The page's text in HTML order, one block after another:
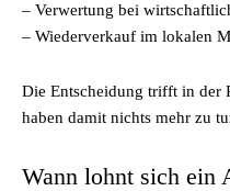
– Verwertung bei
– Wiederverkauf im lokalen
Die Entscheidung trifft in der
haben damit nichts mehr zu
Wann lohnt sich ein